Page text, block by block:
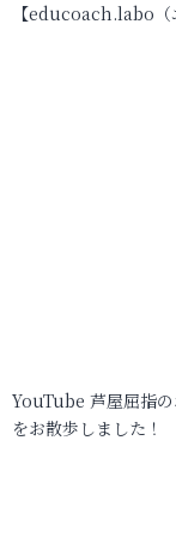
【educoach.labo（
YouTube 芦屋屈指
をお散歩しました！